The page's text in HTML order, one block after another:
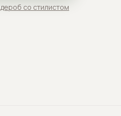
со стилистом